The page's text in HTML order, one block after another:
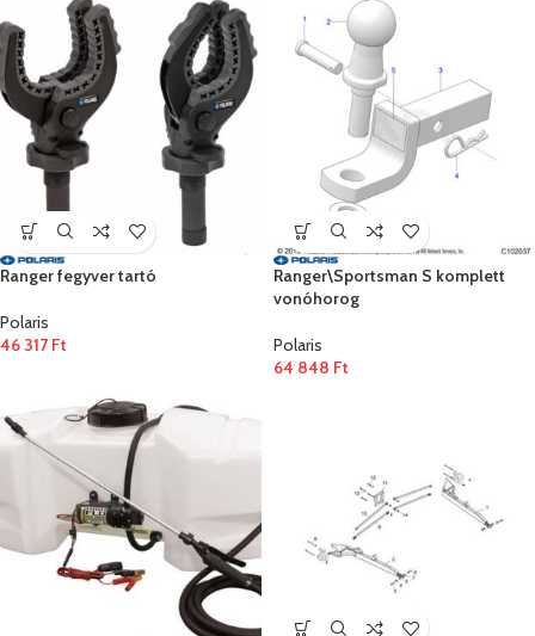
Ranger fegyver tartó
Polaris
46 317Ft
Ranger\Sportsman S komplett
vonóhorog
Polaris
64 848 Ft